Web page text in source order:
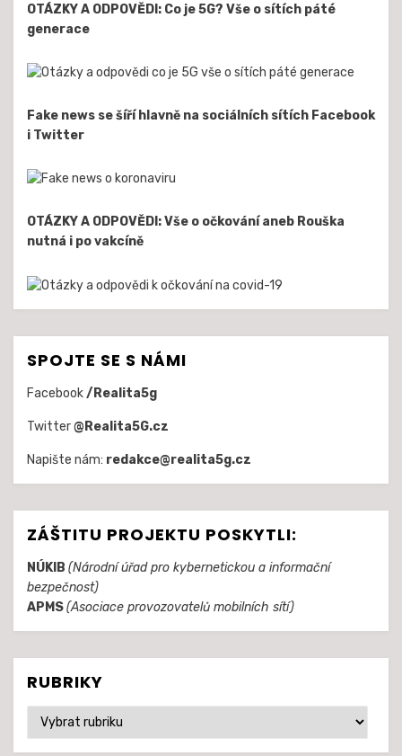
OTÁZKY A ODPOVĚDI: Co je 5G? Vše o sítích páté
generace
Fake news se šíří hlavně na sociálních sítích Facebook
i Twitter
OTÁZKY A ODPOVĚDI: Vše o očkování aneb Rouška
nutná i po vakcíně
SPOJTE SE S NÁMI
Facebook/Realita5g
Twitter@Realita5G.cz
Napište nám: redakce@realita5g.cz
ZÁŠTITU PROJEKTU POSKYTLI:
NÚKIB (Národní úřad pro kybernetickou a informační
bezpečnost)
APMS(Asociace provozovatelů mobilních sítí)
RUBRIKY
Rubriky